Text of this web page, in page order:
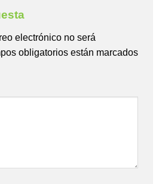
electrónico no será
obligatorios están marcados